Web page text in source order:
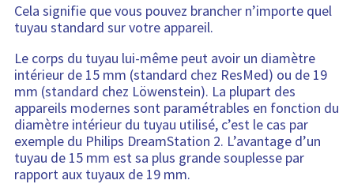
Cela signifie que vous pouvez brancher n’importe quel
tuyau standard sur votre appareil.
Le corps du tuyau lui-même peut avoir un diamètre
intérieur de 15 mm (standard chez ResMed) ou de 19
mm (standard chez Löwenstein). La plupart des
appareils modernes sont paramétrables en fonction du
diamètre intérieur du tuyau utilisé, c’est le cas par
exemple du Philips DreamStation 2. L’avantage d’un
tuyau de 15 mm est sa plus grande souplesse par
rapport aux tuyaux de 19 mm.